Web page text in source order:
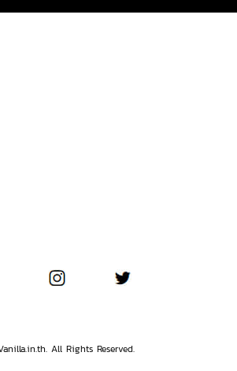
All Rights Reserved.